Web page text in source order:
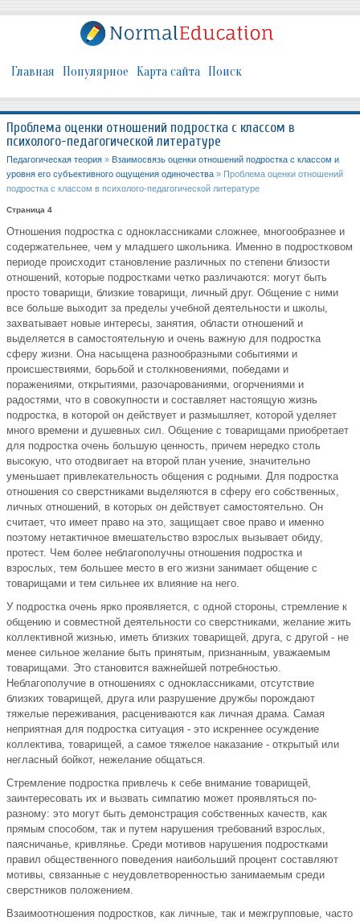
Главная Популярное Карта сайта Поиск
Проблема оценки отношений подростка с классом в
психолого-педагогической литературе
Педагогическая теория » Взаимосвязь оценки отношений подростка с классом и
уровня его субъективного ощущения одиночества » Проблема оценки отношений
подростка с классом в психолого-педагогической литературе
Страница 4
Отношения подростка с одноклассниками сложнее, многообразнее и
содержательнее, чем у младшего школьника. Именно в подростковом
периоде происходит становление различных по степени близости
отношений, которые подростками четко различаются: могут быть
просто товарищи, близкие товарищи, личный друг. Общение с ними
все больше выходит за пределы учебной деятельности и школы,
захватывает новые интересы, занятия, области отношений и
выделяется в самостоятельную и очень важную для подростка
сферу жизни. Она насыщена разнообразными событиями и
происшествиями, борьбой и столкновениями, победами и
поражениями, открытиями, разочарованиями, огорчениями и
радостями, что в совокупности и составляет настоящую жизнь
подростка, в которой он действует и размышляет, которой уделяет
много времени и душевных сил. Общение с товарищами приобретает
для подростка очень большую ценность, причем нередко столь
высокую, что отодвигает на второй план учение, значительно
уменьшает привлекательность общения с родными. Для подростка
отношения со сверстниками выделяются в сферу его собственных,
личных отношений, в которых он действует самостоятельно. Он
считает, что имеет право на это, защищает свое право и именно
поэтому нетактичное вмешательство взрослых вызывает обиду,
протест. Чем более неблагополучны отношения подростка и
взрослых, тем большее место в его жизни занимает общение с
товарищами и тем сильнее их влияние на него.
У подростка очень ярко проявляется, с одной стороны, стремление к
общению и совместной деятельности со сверстниками, желание жить
коллективной жизнью, иметь близких товарищей, друга, с другой - не
менее сильное желание быть принятым, признанным, уважаемым
товарищами. Это становится важнейшей потребностью.
Неблагополучие в отношениях с одноклассниками, отсутствие
близких товарищей, друга или разрушение дружбы порождают
тяжелые переживания, расцениваются как личная драма. Самая
неприятная для подростка ситуация - это искреннее осуждение
коллектива, товарищей, а самое тяжелое наказание - открытый или
негласный бойкот, нежелание общаться.
Стремление подростка привлечь к себе внимание товарищей,
заинтересовать их и вызвать симпатию может проявляться по-
разному: это могут быть демонстрация собственных качеств, как
прямым способом, так и путем нарушения требований взрослых,
паясничанье, кривлянье. Среди мотивов нарушения подростками
правил общественного поведения наибольший процент составляют
мотивы, связанные с неудовлетворенностью занимаемым среди
сверстников положением.
Взаимоотношения подростков, как личные, так и межгрупповые, часто